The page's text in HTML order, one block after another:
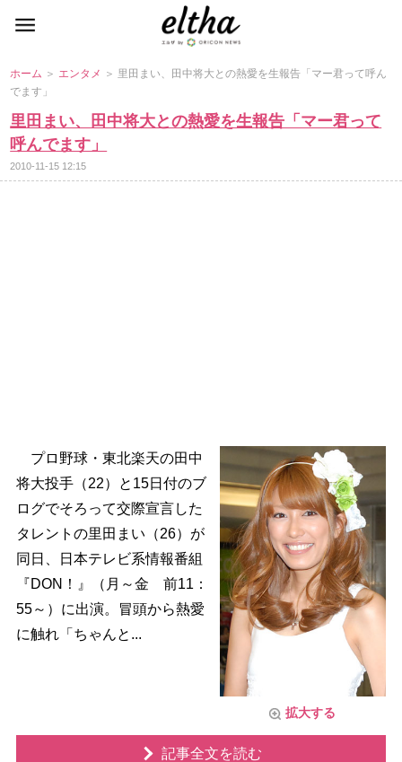
ホーム ＞ エンタメ ＞ 里田まい、田中将大との熱愛を生報告「マー君って呼ん
でます」
里田まい、田中将大との熱愛を生報告「マー君って
呼んでます」
2010-11-15 12:15
拡大する
プロ野球・東北楽天の田中
将大投手（22）と15日付のブ
ログでそろって交際宣言した
タレントの里田まい（26）が
同日、日本テレビ系情報番組
『DON！』（月～金 前11：
55～）に出演。冒頭から熱愛
に触れ「ちゃんと...
記事全文を読む